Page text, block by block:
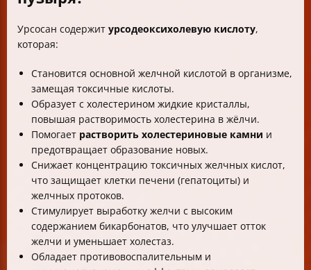
Урсосан содержит урсодеоксихолевую кислоту,
которая:
Становится основной желчной кислотой в организме,
замещая токсичные кислоты.
Образует с холестерином жидкие кристаллы,
повышая растворимость холестерина в жёлчи.
Помогает растворить холестериновые камни и
предотвращает образование новых.
Снижает концентрацию токсичных желчных кислот,
что защищает клетки печени (гепатоциты) и
желчных протоков.
Стимулирует выработку желчи с высоким
содержанием бикарбонатов, что улучшает отток
желчи и уменьшает холестаз.
Обладает противовоспалительным и